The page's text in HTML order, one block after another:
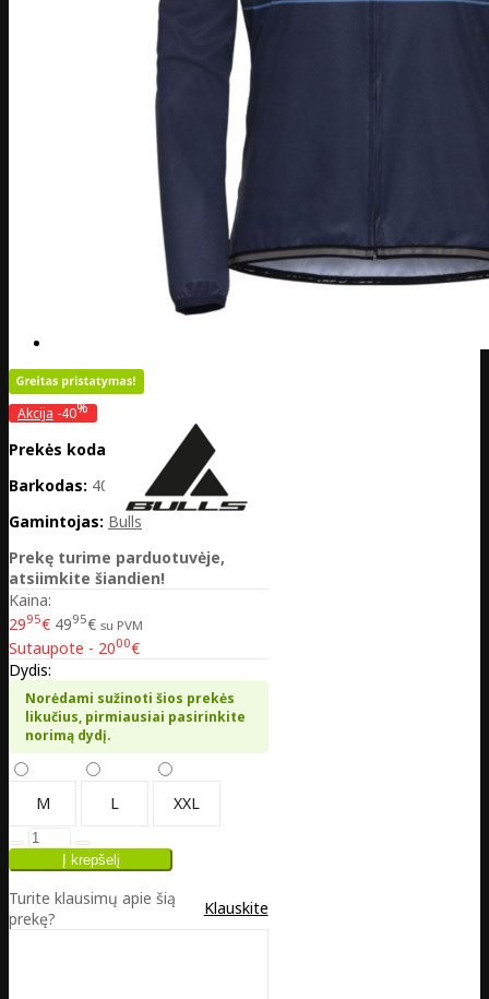
Akcija -40%
Prekės kodas:
DE20-301-32002
Barkodas: 4032782051259
Gamintojas: Bulls
Prekę turime parduotuvėje,
atsiimkite šiandien!
Kaina:
2995€ 4995€ su PVM
Sutaupote - 2000€
Dydis:
Norėdami sužinoti šios prekės
likučius, pirmiausiai pasirinkite
norimą dydį.
M L XXL
Turite klausimų apie šią
prekę?
Klauskite